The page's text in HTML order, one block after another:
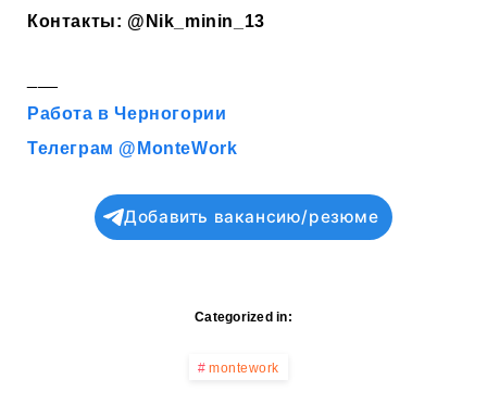
Контакты: @Nik_minin_13
Работа в Черногории
Телеграм @MonteWork
Добавить вакансию/резюме
Categorized in:
montework